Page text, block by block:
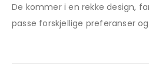
De kommer i en rekke design,
passe forskjellige preferanser